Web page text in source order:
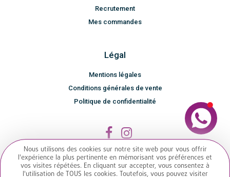
Recrutement
Mes commandes
Légal
Mentions légales
Conditions générales de vente
Politique de confidentialité
Nous utilisons des cookies sur notre site web pour vous offrir
l'expérience la plus pertinente en mémorisant vos préférences et
vos visites répétées. En cliquant sur accepter, vous consentez à
l'utilisation de TOUS les cookies. Toutefois, vous pouvez visiter